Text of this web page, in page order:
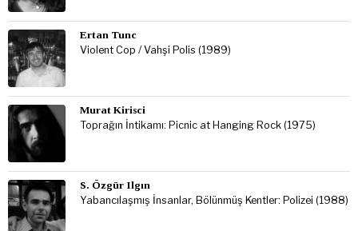
Ertan Tunc
Violent Cop / Vahşi Polis (1989)
Murat Kirisci
Toprağın İntikamı: Picnic at Hanging Rock (1975)
S. Özgür Ilgın
Yabancılaşmış İnsanlar, Bölünmüş Kentler: Polizei (1988)